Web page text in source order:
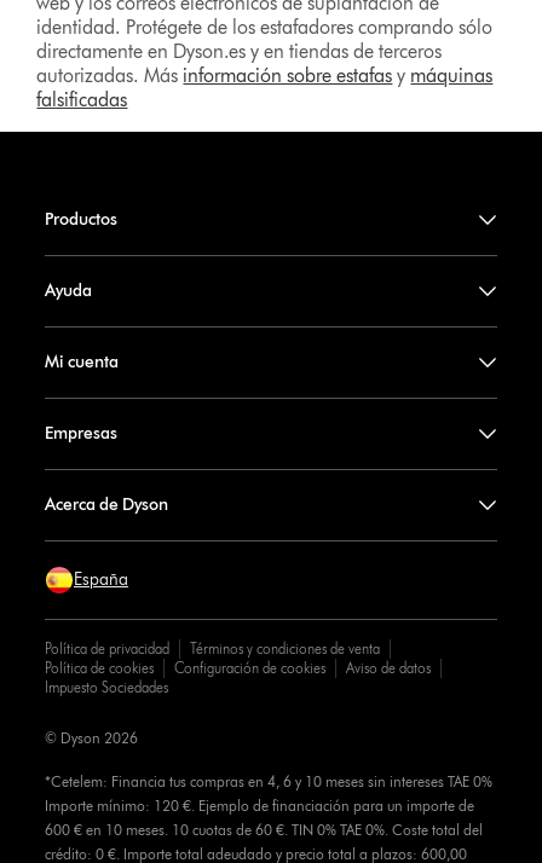
identidad. Protégete de los estafadores comprando sólo
directamente en Dyson.es y en tiendas de terceros
autorizadas. Más información sobre estafas y máquinas
falsificadas
Productos
Ayuda
Mi cuenta
Empresas
Acerca de Dyson
España
Política de privacidad
Términos y condiciones de venta
Política de cookies
Configuración de cookies
Aviso de datos
Impuesto Sociedades
*Cetelem: Financia tus compras en 4, 6 y 10 meses sin intereses TAE 0%
Importe mínimo: 120 €. Ejemplo de financiación para un importe de
600 € en 10 meses. 10 cuotas de 60 €. TIN 0% TAE 0%. Coste total del
crédito: 0 €. Importe total adeudado y precio total a plazos: 600,00
© Dyson 2026